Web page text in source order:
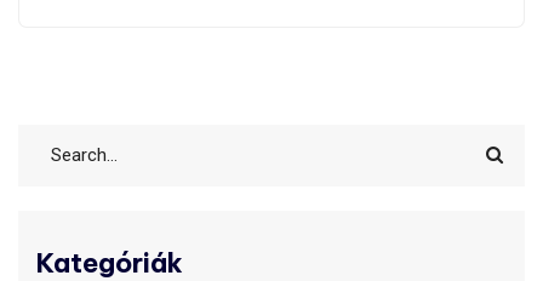
Kategóriák